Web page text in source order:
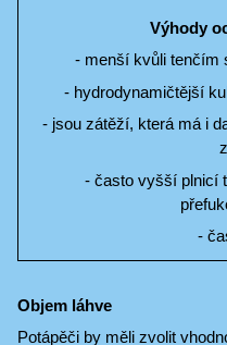
Výhody
- menší kvůli tenčím
- hydrodynamičtější
- jsou zátěží, která má i
- často vyšší plnicí
-
Objem láhve
Potápěči by měli zvolit